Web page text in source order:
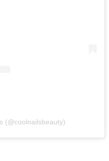
(@coolnailsbeauty)